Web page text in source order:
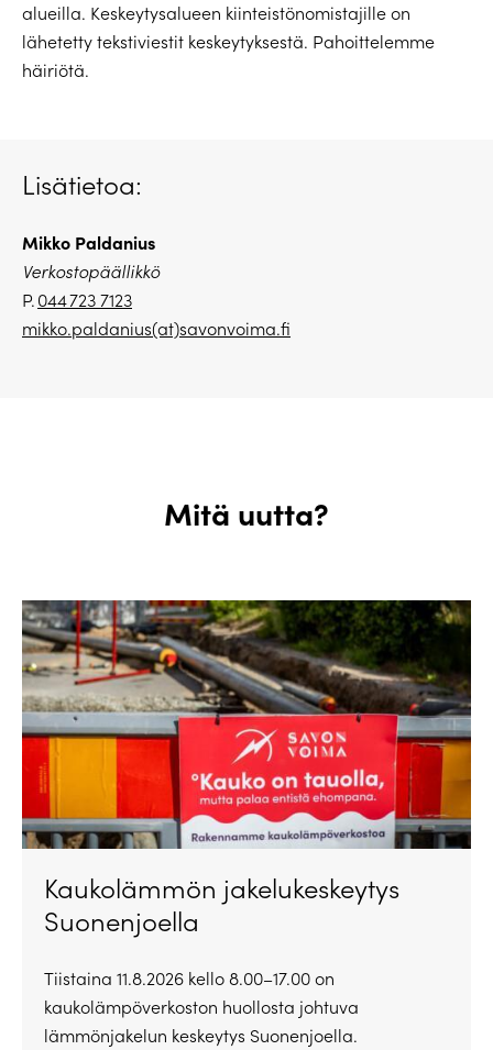
alueilla. Keskeytysalueen kiinteistönomistajille on
lähetetty tekstiviestit keskeytyksestä. Pahoittelemme
häiriötä.
Lisätietoa:
Mikko Paldanius
Verkostopäällikkö
P.044 723 7123
mikko.paldanius(at)savonvoima.fi
Mitä uutta?
Kaukolämmön jakelukeskeytys
Suonenjoella
Tiistaina 11.8.2026 kello 8.00–17.00 on
kaukolämpöverkoston huollosta johtuva
lämmönjakelun keskeytys Suonenjoella.